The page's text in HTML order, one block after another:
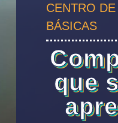
CENTRO
BÁSICAS
que